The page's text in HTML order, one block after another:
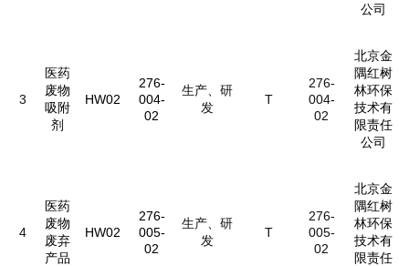
公司
3
医药
废物
吸附
剂
HW02
276-
004-
02
生产、研
发
T
276-
004-
02
北京金
隅红树
林环保
技术有
限责任
公司
4
医药
废物
废弃
产品
HW02
276-
005-
02
生产、研
发
T
276-
005-
02
北京金
隅红树
林环保
技术有
限责任